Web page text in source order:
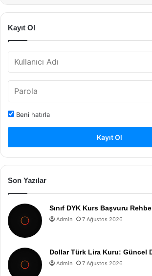
Kayıt Ol
Beni hatırla
Kayıt Ol
Son Yazılar
Sınıf DYK Kurs Başvuru
Admin 7 Ağustos 2026
Dollar Türk Lira Kuru: Güncel
Admin 7 Ağustos 2026